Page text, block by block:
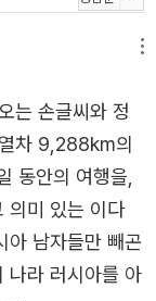
는 손글씨와 정
차 9,288km의
동안의 여행을,
의미 있는 이다
아 남자들만 빼곤
나라 러시아를 아